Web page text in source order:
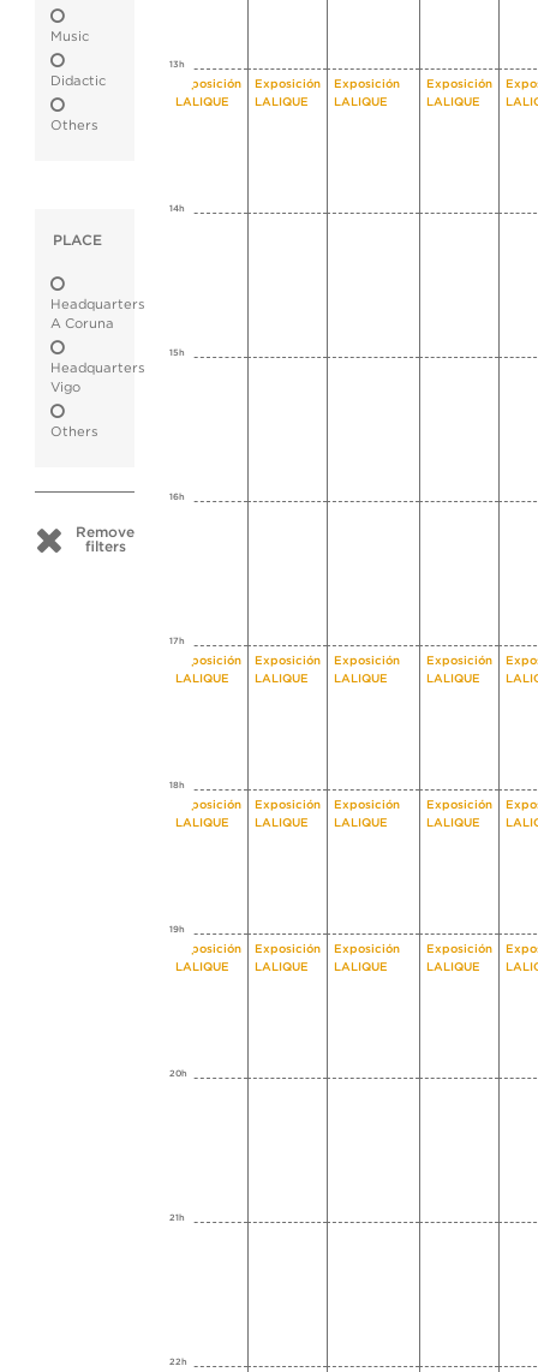
Music
Didactic
Others
PLACE
Headquarters
A Coruna
Headquarters
Vigo
Others
Remove
filters
13h
Exposición
LALIQUE
Exposición
LALIQUE
Exposición
LALIQUE
Exposición
LALIQUE
14h
15h
16h
17h
Exposición
LALIQUE
Exposición
LALIQUE
Exposición
LALIQUE
Exposición
LALIQUE
18h
Exposición
LALIQUE
Exposición
LALIQUE
Exposición
LALIQUE
Exposición
LALIQUE
19h
Exposición
LALIQUE
Exposición
LALIQUE
Exposición
LALIQUE
Exposición
LALIQUE
20h
21h
22h